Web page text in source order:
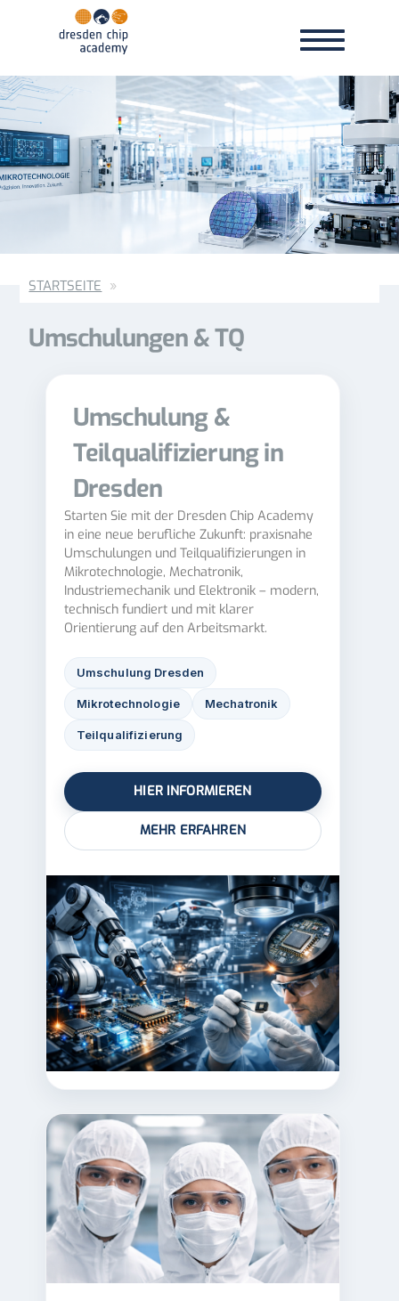
navigation
Toggle
navigation
STARTSEITE
Umschulungen & TQ
Umschulung &
Teilqualifizierung in
Dresden
Starten Sie mit der Dresden Chip Academy
in eine neue berufliche Zukunft: praxisnahe
Umschulungen und Teilqualifizierungen in
Mikrotechnologie, Mechatronik,
Industriemechanik und Elektronik – modern,
technisch fundiert und mit klarer
Orientierung auf den Arbeitsmarkt.
Umschulung Dresden
Mikrotechnologie Mechatronik
Teilqualifizierung
HIER INFORMIEREN
MEHR ERFAHREN